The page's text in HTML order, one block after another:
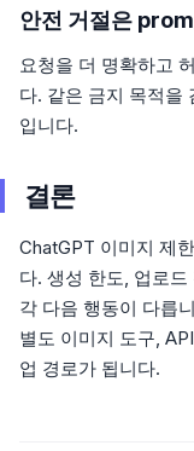
안전 거절은
요청을 더 명확하고
다. 같은 금지 목적을
입니다.
결론
ChatGPT 이미지 제
다. 생성 한도, 업로
각 다음 행동이 다릅
별도 이미지 도구,
업 경로가 됩니다.